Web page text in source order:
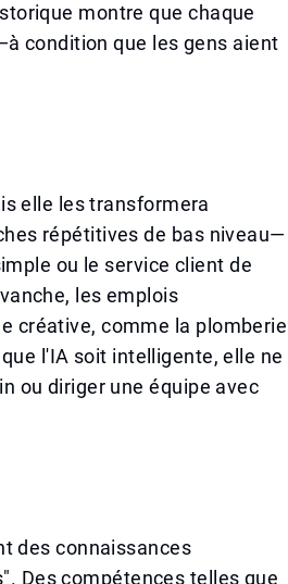
montre que chaque
condition que les gens aient
elle les transformera
répétitives de bas niveau—
ou le service client de
les emplois
créative, comme la plomberie
l'IA soit intelligente, elle ne
ou diriger une équipe avec
des connaissances
Des compétences telles que